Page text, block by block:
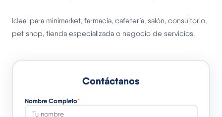
Ideal para minimarket, farmacia, cafetería, salón, consultorio,
pet shop, tienda especializada o negocio de servicios.
Contáctanos
Nombre Completo*